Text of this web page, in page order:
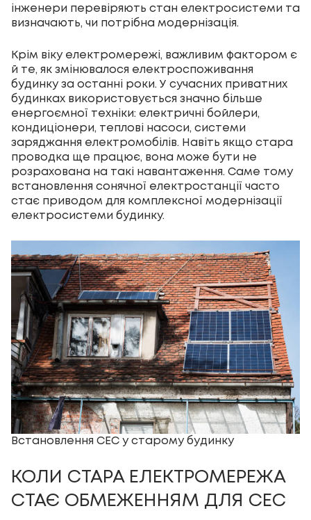
інженери перевіряють стан електросистеми та
визначають, чи потрібна модернізація.
Крім віку електромережі, важливим фактором є
й те, як змінювалося електроспоживання
будинку за останні роки. У сучасних приватних
будинках використовується значно більше
енергоємної техніки: електричні бойлери,
кондиціонери, теплові насоси, системи
заряджання електромобілів. Навіть якщо стара
проводка ще працює, вона може бути не
розрахована на такі навантаження. Саме тому
встановлення сонячної електростанції часто
стає приводом для комплексної модернізації
електросистеми будинку.
Встановлення СЕС у старому будинку
КОЛИ СТАРА ЕЛЕКТРОМЕРЕЖА
СТАЄ ОБМЕЖЕННЯМ ДЛЯ СЕС